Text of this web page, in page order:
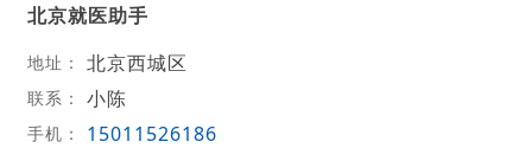
北京就医助手
地址： 北京西城区
联系： 小陈
手机： 15011526186